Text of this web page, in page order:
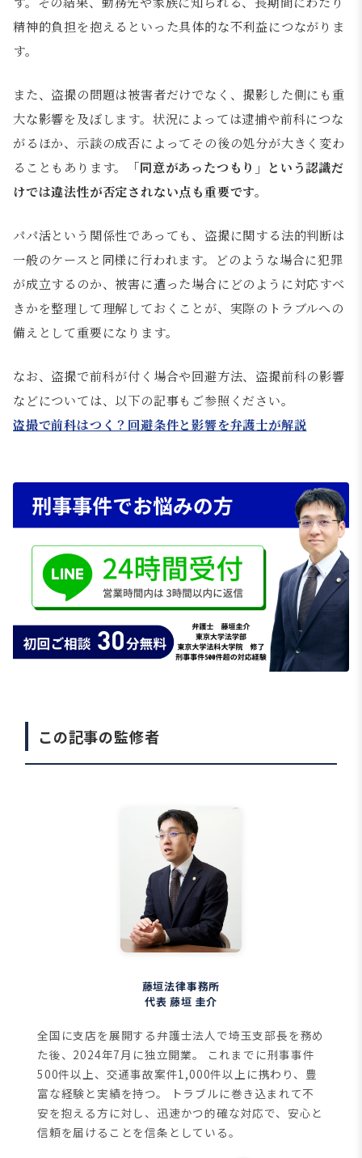
精神的負担を抱えるといった具体的な不利益につながりま
す。
また、盗撮の問題は被害者だけでなく、撮影した側にも重
大な影響を及ぼします。状況によっては逮捕や前科につな
がるほか、示談の成否によってその後の処分が大きく変わ
ることもあります。
「同意があったつもり」という認識だ
けでは違法性が否定されない点も重要です。
パパ活という関係性であっても、盗撮に関する法的判断は
一般のケースと同様に行われます。どのような場合に犯罪
が成立するのか、被害に遭った場合にどのように対応すべ
きかを整理して理解しておくことが、実際のトラブルへの
備えとして重要になります。
なお、盗撮で前科が付く場合や回避方法、盗撮前科の影響
などについては、以下の記事もご参照ください。
盗撮で前科はつく？回避条件と影響を弁護士が解説
この記事の監修者
藤垣法律事務所
代表 藤垣 圭介
全国に支店を展開する弁護士法人で埼玉支部長を務め
た後、2024年7月に独立開業。
これまでに刑事事件
500件以上、交通事故案件1,000件以上に携わり、豊
富な経験と実績を持つ。
トラブルに巻き込まれて不
安を抱える方に対し、迅速かつ的確な対応で、安心と
信頼を届けることを信条としている。